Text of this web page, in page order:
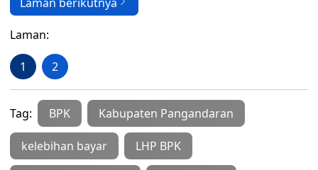
Laman berikutnya
Laman:
1 2
Tag: BPK Kabupaten Pangandaran
kelebihan bayar LHP BPK